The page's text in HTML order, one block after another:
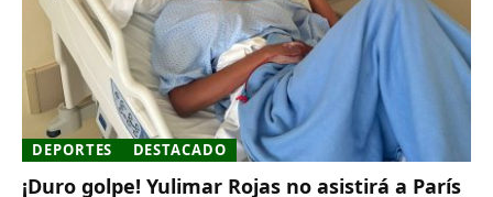
DEPORTES DESTACADO
¡Duro golpe! Yulimar Rojas no asistirá a París